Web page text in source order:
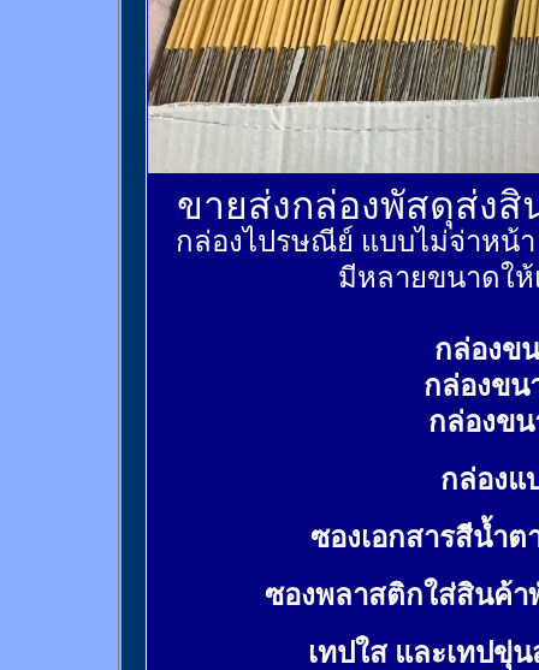
ขายส่งกล่องพัสดุส่ง
กล่องไปรษณีย์ แบบไม่จ่าหน้
มีหลายขนาดให้
กล่องข
กล่องขน
กล่องข
กล่องแ
ซองเอกสารสีน้ำต
ซองพลาสติกใส่สินค้า
เทปใส และเทปขุ่